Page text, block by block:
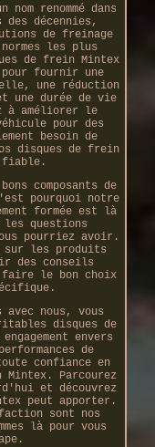
renommé dans
décennies,
de freinage
les plus
de frein Mintex
fournir une
une réduction
une durée de vie
à améliorer le
pour des
besoin de
disques de frein
fiable.
composants de
pourquoi notre
formée est là
les questions
pourriez avoir.
sur les produits
des conseils
faire le bon choix
nous, vous
disques de
envers
de
confiance en
Parcourez
et découvrez
peut apporter.
sont nos
là pour vous